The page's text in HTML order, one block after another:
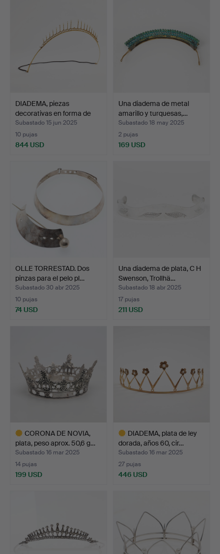
DIADEMA, piezas
decorativas en forma de
co…
Subastado 15 jun 2025
10 pujas
844 USD
Una diadema de metal
amarillo y turquesas,…
Subastado 18 may 2025
2 pujas
169 USD
OLLE TORRESTAD. Dos
pinzas para el pelo pl…
Subastado 30 abr 2025
10 pujas
74 USD
Una diadema de plata, C H
Swenson, Trollhä…
Subastado 18 abr 2025
17 pujas
211 USD
CORONA DE NOVIA,
plata, peso aprox. 50,6 g…
Subastado 16 mar 2025
14 pujas
199 USD
DIADEMA, plata de ley
dorada, años 60, cir…
Subastado 16 mar 2025
27 pujas
446 USD